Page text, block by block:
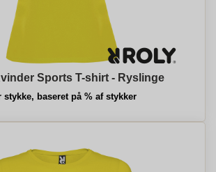
Sports T-shirt - Ryslinge
stykke, baseret på % af stykker